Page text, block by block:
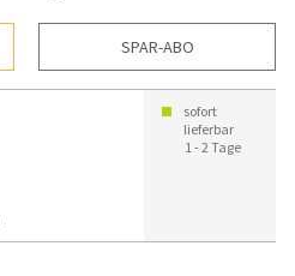
SPAR-ABO
sofort
lieferbar
1 - 2 Tage